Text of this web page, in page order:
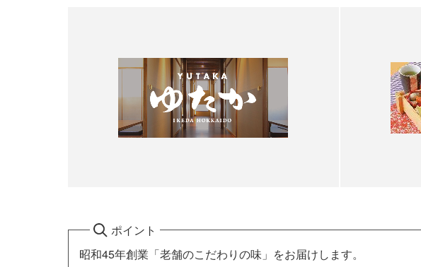
ポイント
昭和45年創業「老舗のこだわりの味」をお届けします。